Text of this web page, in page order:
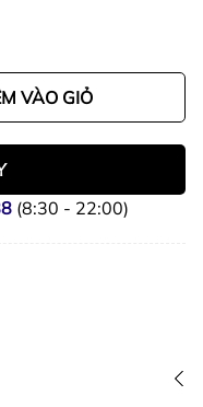
VÀO GIỎ
(8:30 - 22:00)